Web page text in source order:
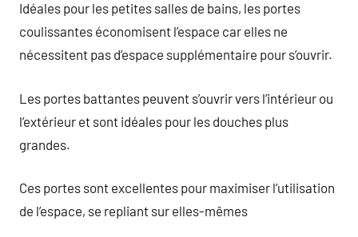
Idéales pour les petites salles de bains, les portes
coulissantes économisent l’espace car elles ne
nécessitent pas d’espace supplémentaire pour s’ouvrir.
Les portes battantes peuvent s’ouvrir vers l’intérieur ou
l’extérieur et sont idéales pour les douches plus
grandes.
Ces portes sont excellentes pour maximiser l’utilisation
de l’espace, se repliant sur elles-mêmes